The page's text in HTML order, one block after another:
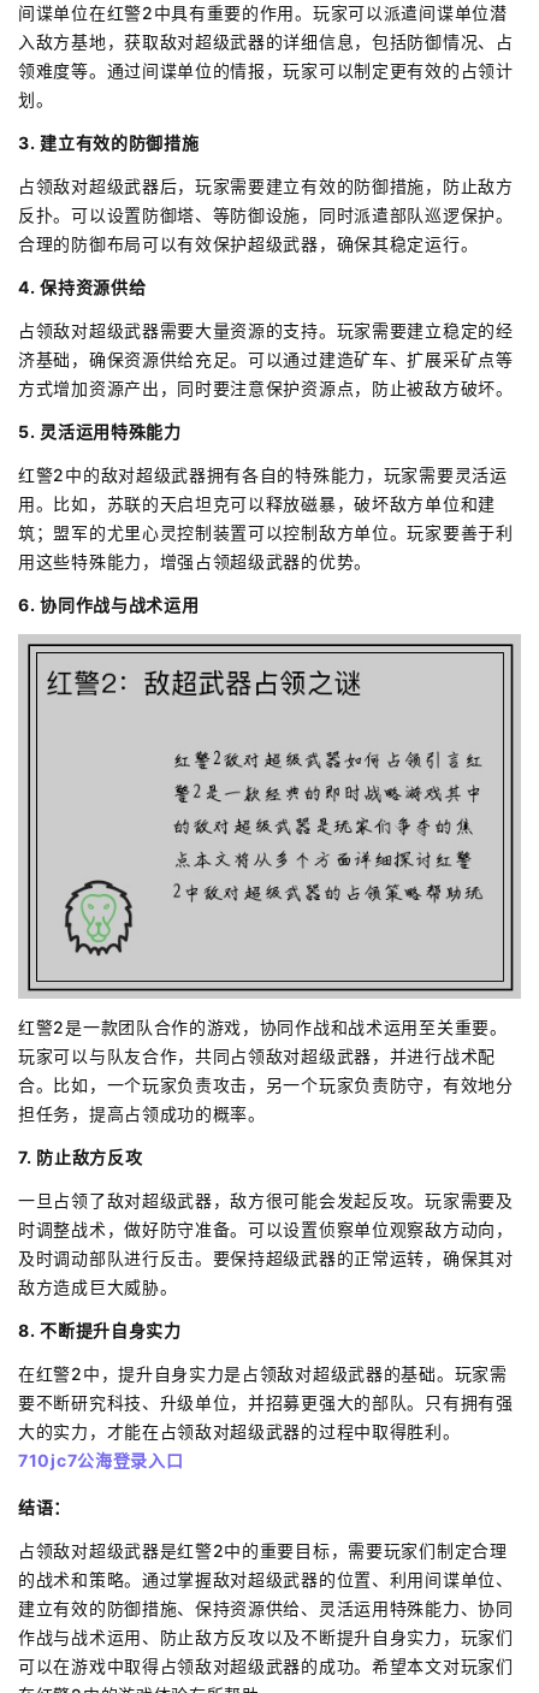
间谍单位在红警2中具有重要的作用。玩家可以派遣间谍单位潜
入敌方基地，获取敌对超级武器的详细信息，包括防御情况、占
领难度等。通过间谍单位的情报，玩家可以制定更有效的占领计
划。
3. 建立有效的防御措施
占领敌对超级武器后，玩家需要建立有效的防御措施，防止敌方
反扑。可以设置防御塔、等防御设施，同时派遣部队巡逻保护。
合理的防御布局可以有效保护超级武器，确保其稳定运行。
4. 保持资源供给
占领敌对超级武器需要大量资源的支持。玩家需要建立稳定的经
济基础，确保资源供给充足。可以通过建造矿车、扩展采矿点等
方式增加资源产出，同时要注意保护资源点，防止被敌方破坏。
5. 灵活运用特殊能力
红警2中的敌对超级武器拥有各自的特殊能力，玩家需要灵活运
用。比如，苏联的天启坦克可以释放磁暴，破坏敌方单位和建
筑；盟军的尤里心灵控制装置可以控制敌方单位。玩家要善于利
用这些特殊能力，增强占领超级武器的优势。
6. 协同作战与战术运用
红警2是一款团队合作的游戏，协同作战和战术运用至关重要。
玩家可以与队友合作，共同占领敌对超级武器，并进行战术配
合。比如，一个玩家负责攻击，另一个玩家负责防守，有效地分
担任务，提高占领成功的概率。
7. 防止敌方反攻
一旦占领了敌对超级武器，敌方很可能会发起反攻。玩家需要及
时调整战术，做好防守准备。可以设置侦察单位观察敌方动向，
及时调动部队进行反击。要保持超级武器的正常运转，确保其对
敌方造成巨大威胁。
8. 不断提升自身实力
在红警2中，提升自身实力是占领敌对超级武器的基础。玩家需
要不断研究科技、升级单位，并招募更强大的部队。只有拥有强
大的实力，才能在占领敌对超级武器的过程中取得胜利。
710jc7公海登录入口
结语：
占领敌对超级武器是红警2中的重要目标，需要玩家们制定合理
的战术和策略。通过掌握敌对超级武器的位置、利用间谍单位、
建立有效的防御措施、保持资源供给、灵活运用特殊能力、协同
作战与战术运用、防止敌方反攻以及不断提升自身实力，玩家们
可以在游戏中取得占领敌对超级武器的成功。希望本文对玩家们